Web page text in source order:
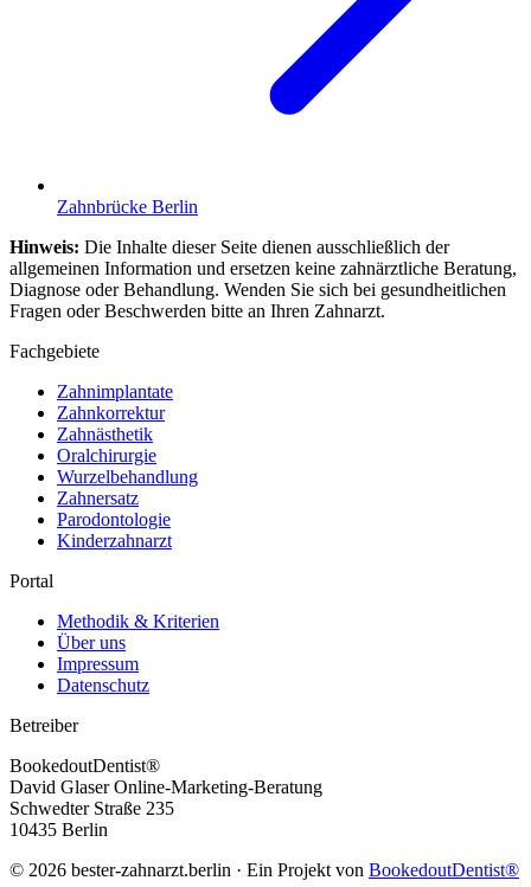
Zahnbrücke Berlin
Hinweis: Die Inhalte dieser Seite dienen ausschließlich der
allgemeinen Information und ersetzen keine zahnärztliche Beratung,
Diagnose oder Behandlung. Wenden Sie sich bei gesundheitlichen
Fragen oder Beschwerden bitte an Ihren Zahnarzt.
Fachgebiete
Zahnimplantate
Zahnkorrektur
Zahnästhetik
Oralchirurgie
Wurzelbehandlung
Zahnersatz
Parodontologie
Kinderzahnarzt
Portal
Methodik & Kriterien
Über uns
Impressum
Datenschutz
Betreiber
BookedoutDentist®
David Glaser Online-Marketing-Beratung
Schwedter Straße 235
10435 Berlin
© 2026 bester-zahnarzt.berlin · Ein Projekt von BookedoutDentist®